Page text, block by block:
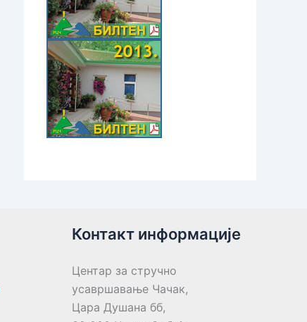
Контакт информације
Центар за стручно
усавршавање Чачак,
Цара Душана бб,